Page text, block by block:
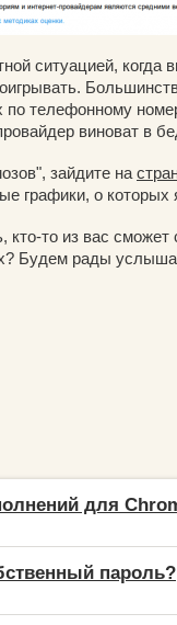
ситуацией, когда
телефонному
виноват в
зайдите на
графики, о которых
то из вас сможет
Будем рады
для
пароль?